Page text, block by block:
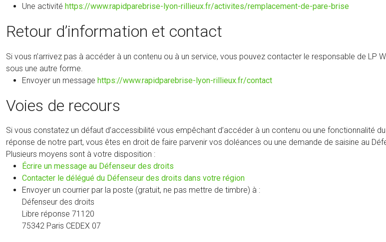
Une activité https://www.rapidparebrise-lyon-rillieux.fr/activites/remplacement-de-pare-brise
Retour d’information et contact
Si vous n’arrivez pas à accéder à un contenu ou à un service, vous pouvez contacter le responsable de LP
sous une autre forme.
Envoyer un message https://www.rapidparebrise-lyon-rillieux.fr/contact
Voies de recours
Si vous constatez un défaut d’accessibilité vous empêchant d’accéder à un contenu ou une fonctionnalité
réponse de notre part, vous êtes en droit de faire parvenir vos doléances ou une demande de saisine au
Plusieurs moyens sont à votre disposition :
Écrire un message au Défenseur des droits
fenêtre)
Contacter le délégué du Défenseur des droits dans votre région(nouvelle
fenêtre)
Envoyer un courrier par la poste (gratuit, ne pas mettre de timbre) à :
Défenseur des droits
Libre réponse 71120
75342 Paris CEDEX 07